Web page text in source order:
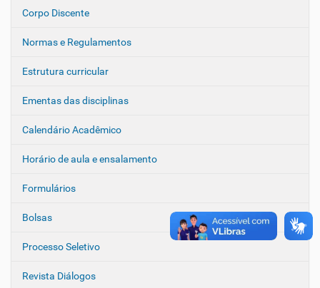
ç
o
Corpo Discente
Normas e Regulamentos
Estrutura curricular
Ementas das disciplinas
Calendário Acadêmico
Horário de aula e ensalamento
Formulários
Bolsas
Processo Seletivo
Revista Diálogos